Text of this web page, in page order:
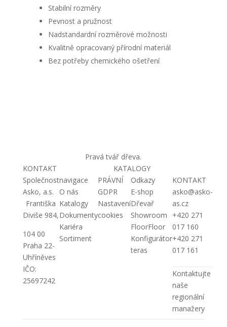
Stabilní rozměry
Pevnost a pružnost
Nadstandardní rozměrové možnosti
Kvalitně opracovaný přírodní materiál
Bez potřeby chemického ošetření
Pravá tvář dřeva.
KONTAKT
KATALOGY
Společnost
Asko, a.s.
Františka
Diviše 984,
104 00
Praha 22-
Uhříněves
IČO:
25697242
navigace
O nás
Katalogy
Dokumenty
Kariéra
Sortiment
PRÁVNÍ
GDPR
Nastavení
cookies
Odkazy
E-shop
Dřevař
Showroom
FloorFloor
Konfigurátor
teras
KONTAKT
asko@asko-
as.cz
+420 271
017 160
+420 271
017 161
Kontaktujte
naše
regionální
manažery